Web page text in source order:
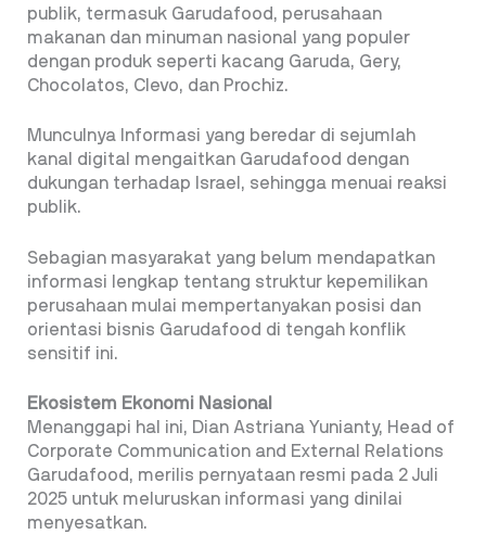
publik, termasuk Garudafood, perusahaan
makanan dan minuman nasional yang populer
dengan produk seperti kacang Garuda, Gery,
Chocolatos, Clevo, dan Prochiz.
Munculnya Informasi yang beredar di sejumlah
kanal digital mengaitkan Garudafood dengan
dukungan terhadap Israel, sehingga menuai reaksi
publik.
Sebagian masyarakat yang belum mendapatkan
informasi lengkap tentang struktur kepemilikan
perusahaan mulai mempertanyakan posisi dan
orientasi bisnis Garudafood di tengah konflik
sensitif ini.
Ekosistem Ekonomi Nasional
Menanggapi hal ini, Dian Astriana Yunianty, Head of
Corporate Communication and External Relations
Garudafood, merilis pernyataan resmi pada 2 Juli
2025 untuk meluruskan informasi yang dinilai
menyesatkan.